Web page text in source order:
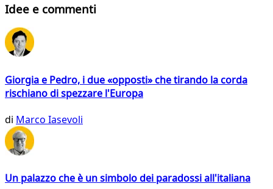
Idee e commenti
Giorgia e Pedro, i due «opposti» che tirando la corda
rischiano di spezzare l'Europa
di Marco Iasevoli
Un palazzo che è un simbolo dei paradossi all'italiana